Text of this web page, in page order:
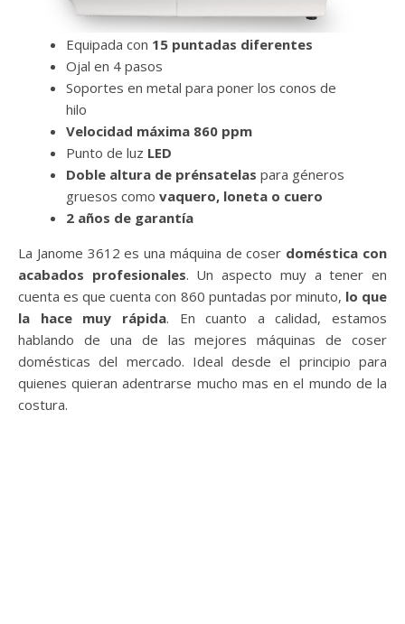
Equipada con 15 puntadas diferentes
Ojal en 4 pasos
Soportes en metal para poner los conos de
hilo
Velocidad máxima 860 ppm
Punto de luz LED
Doble altura de prénsatelas para géneros
gruesos como vaquero, loneta o cuero
2 años de garantía
La Janome 3612 es una máquina de coser doméstica con
acabados profesionales. Un aspecto muy a tener en
cuenta es que cuenta con 860 puntadas por minuto, lo que
la hace muy rápida. En cuanto a calidad, estamos
hablando de una de las mejores máquinas de coser
domésticas del mercado. Ideal desde el principio para
quienes quieran adentrarse mucho mas en el mundo de la
costura.